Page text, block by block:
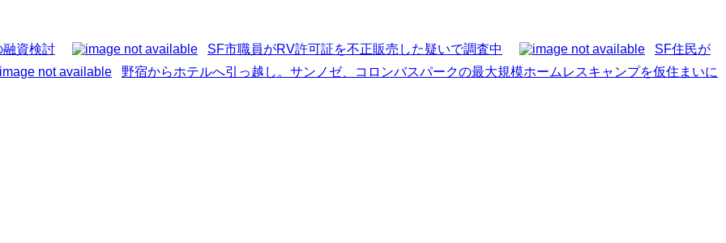
資検討 SF市職員がRV許可証を不正販売した疑いで調査中
SF住民が
野宿からホテルへ引っ越し。サンノゼ、コロンバスパークの最大規模ホームレスキャンプを仮住まいに